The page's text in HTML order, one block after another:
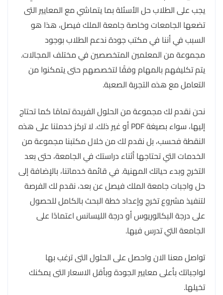
يجب على الطلاب حل الأسئلة بما يتماشي مع المعايير التى
تضعها الجامعات وخاصة جامعة الملك فيصل، هذا هو
السبب في أننا في مكتب جودة ندعم الطلاب بوجود
مجموعة من المعلمين المتخصصين في مختلف المجالات.
يتم تكليفهم بالمهام وفقًا لتخصصهم حتى يتمكنوا من
التعامل مع هذه التجربة الصعبة.
نحن نقدم لك مجموعة من الحلول الفريدة تمامًا كما تحتاج
إليها، سواء بصيغة PDF أو غير ذلك. لا تركز خدمتنا على هذه
النقطة فحسب، بل نقدم لك من خلال مكتبنا مجموعة من
الخدمات التي تحتاجها أثناء دراستك في الجامعة، حتى بعد
التخرج وبدء حياتك المهنية. في قائمة خدماتنا، بالإضافة إلى
حل واجبات جامعة الملك فيصل عن بعد، نقدم لك الفرصة
لتنفيذ مشروع تخرج وإعداد خطة البحث بالكامل للحصول
على درجة البكالوريوس أو درجة الليسانس اعتمادًا على
الجامعة التي تدرس فيها.
تواصل معنا الان واحصل على الحلول التى ترغب بها
لواجباتك بأعلى معايير الجودة وبأقل الاسعار التى يمكنك
تخيلها.